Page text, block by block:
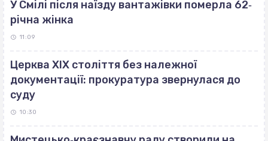
У Смілі після наїзду вантажівки померла 62‐
річна жінка
11:09
Церква ХІХ століття без належної
документації: прокуратура звернулася до
суду
10:30